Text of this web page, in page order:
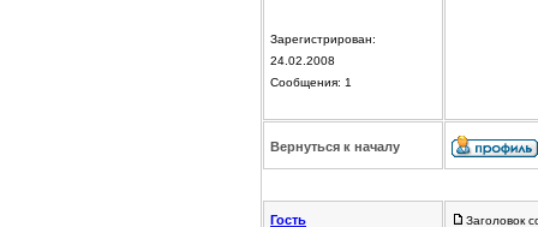
Зарегистрирован:
24.02.2008
Сообщения: 1
Вернуться к началу
Гость
Заголовок